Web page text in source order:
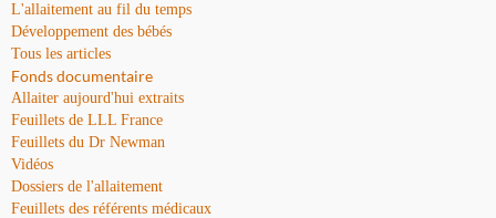
L'allaitement au fil du temps
Développement des bébés
Tous les articles
Fonds documentaire
Allaiter aujourd'hui extraits
Feuillets de LLL France
Feuillets du Dr Newman
Vidéos
Dossiers de l'allaitement
Feuillets des référents médicaux